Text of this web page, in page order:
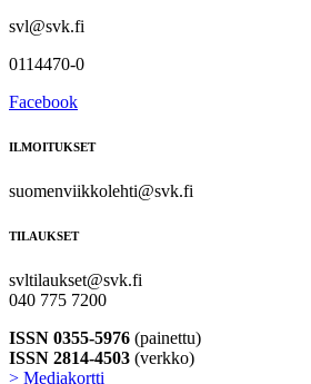
svl@svk.fi
0114470-0
Facebook
ILMOITUKSET
suomenviikkolehti@svk.fi
TILAUKSET
svltilaukset@svk.fi
040 775 7200
ISSN 0355-5976 (painettu)
ISSN 2814-4503 (verkko)
> Mediakortti